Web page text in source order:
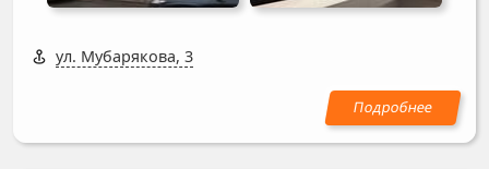
ул. Мубарякова, 3